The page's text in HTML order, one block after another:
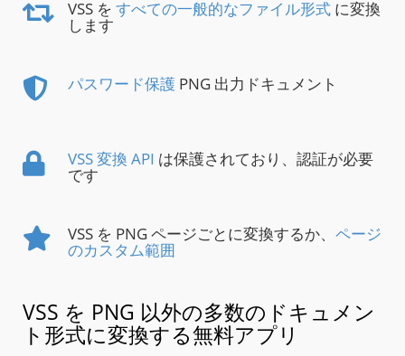
VSS を すべての一般的なファイル形式 に変換
します
パスワード保護 PNG 出力ドキュメント
VSS 変換 API は保護されており、認証が必要
です
VSS を PNG ページごとに変換するか、 ページ
のカスタム範囲
VSS を PNG 以外の多数のドキュメン
ト形式に変換する無料アプリ